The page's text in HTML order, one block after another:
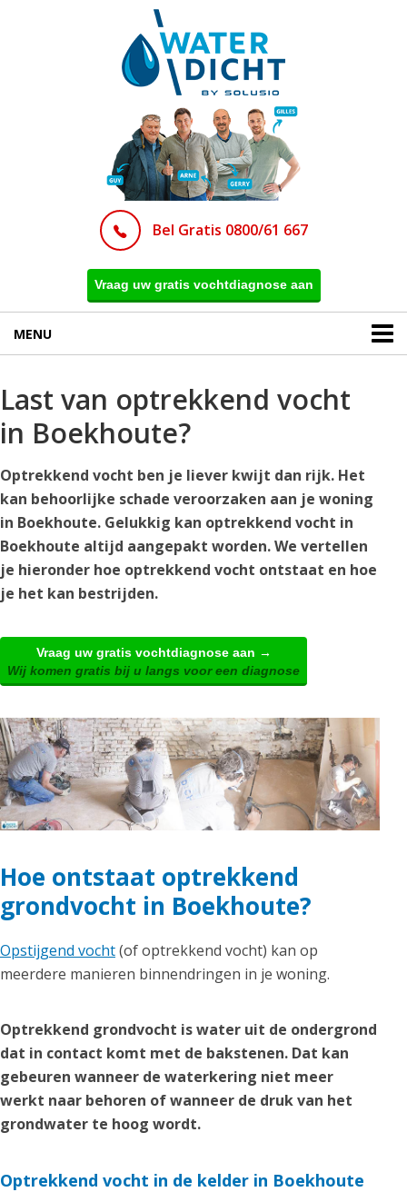
Bel Gratis 0800/61 667
Vraag uw gratis vochtdiagnose aan
MENU
Last van optrekkend vocht
in Boekhoute?
Optrekkend vocht ben je liever kwijt dan rijk. Het
kan behoorlijke schade veroorzaken aan je woning
in Boekhoute. Gelukkig kan optrekkend vocht in
Boekhoute altijd aangepakt worden. We vertellen
je hieronder hoe optrekkend vocht ontstaat en hoe
je het kan bestrijden.
Vraag uw gratis vochtdiagnose aan →
Wij komen gratis bij u langs voor een diagnose
Hoe ontstaat optrekkend
grondvocht in Boekhoute?
Opstijgend vocht(of optrekkend vocht) kan op
meerdere manieren binnendringen in je woning.
Optrekkend grondvocht is water uit de ondergrond
dat in contact komt met de bakstenen. Dat kan
gebeuren wanneer de waterkering niet meer
werkt naar behoren of wanneer de druk van het
grondwater te hoog wordt.
Optrekkend vocht in de kelder in Boekhoute